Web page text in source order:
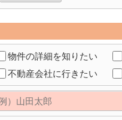
物件の詳細を知りたい
不動産会社に行きたい